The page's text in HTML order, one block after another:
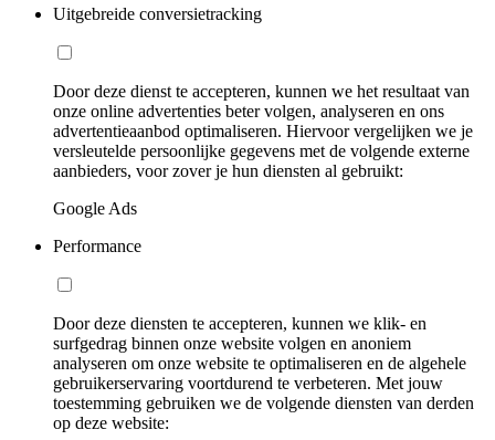
Uitgebreide conversietracking
Door deze dienst te accepteren, kunnen we het resultaat van
onze online advertenties beter volgen, analyseren en ons
advertentieaanbod optimaliseren. Hiervoor vergelijken we je
versleutelde persoonlijke gegevens met de volgende externe
aanbieders, voor zover je hun diensten al gebruikt:
Google Ads
Performance
Door deze diensten te accepteren, kunnen we klik- en
surfgedrag binnen onze website volgen en anoniem
analyseren om onze website te optimaliseren en de algehele
gebruikerservaring voortdurend te verbeteren. Met jouw
toestemming gebruiken we de volgende diensten van derden
op deze website: